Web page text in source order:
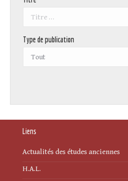
Type de publication
Liens
Actualités des études anciennes
H.A.L.